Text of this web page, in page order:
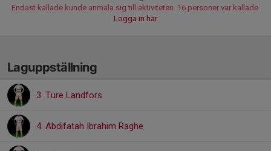
Endast kallade kunde anmäla sig till aktiviteten. 16 personer var kallade.
Logga in här
Laguppställning
3. Ture Landfors
4. Abdifatah Ibrahim Raghe